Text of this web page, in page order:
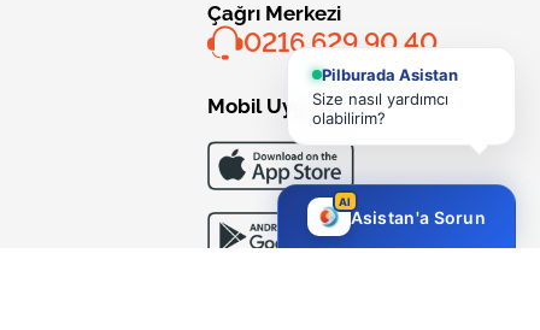
Çağrı Merkezi
0216 629 90 40
Mobil Uygulama
Pilburada Asistan
Size nasıl yardımcı
olabilirim?
AI
Asistan'a Sorun